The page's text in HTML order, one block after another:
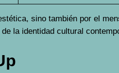
sino también por el
la identidad cultural